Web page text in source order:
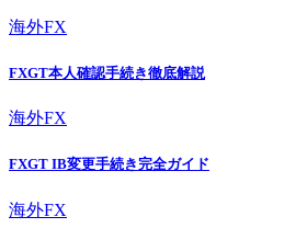
海外FX
FXGT本人確認手続き徹底解説
海外FX
FXGT IB変更手続き完全ガイド
海外FX